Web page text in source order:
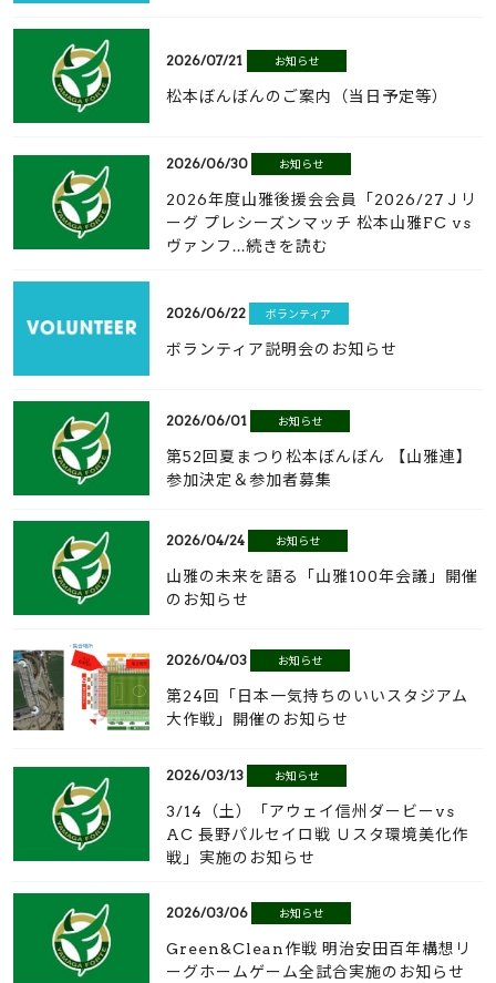
2026/07/21 お知らせ
松本ぼんぼんのご案内（当日予定等）
2026/06/30 お知らせ
2026年度山雅後援会会員「2026/27Ｊリ
ーグ プレシーズンマッチ 松本山雅FC vs
ヴァンフ...続きを読む
2026/06/22 ボランティア
ボランティア説明会のお知らせ
2026/06/01 お知らせ
第52回夏まつり松本ぼんぼん 【山雅連】
参加決定＆参加者募集
2026/04/24 お知らせ
山雅の未来を語る「山雅100年会議」開催
のお知らせ
2026/04/03 お知らせ
第24回「日本一気持ちのいいスタジアム
大作戦」開催のお知らせ
2026/03/13 お知らせ
3/14（土）「アウェイ信州ダービーvs
AC 長野パルセイロ戦 Ｕスタ環境美化作
戦」実施のお知らせ
2026/03/06 お知らせ
Green&Clean作戦 明治安田百年構想リ
ーグホームゲーム全試合実施のお知らせ